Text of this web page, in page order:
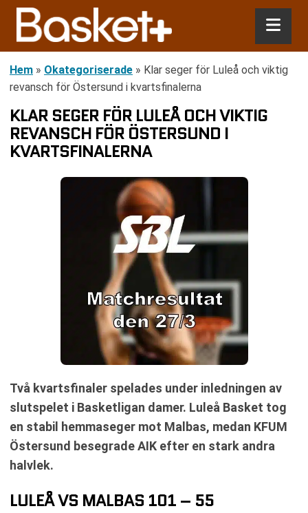
Hem » Okategoriserade » Klar seger för Luleå och viktig
revansch för Östersund i kvartsfinalerna
KLAR SEGER FÖR LULEÅ OCH VIKTIG
REVANSCH FÖR ÖSTERSUND I
KVARTSFINALERNA
Två kvartsfinaler spelades under inledningen av
slutspelet i Basketligan damer. Luleå Basket tog
en stabil hemmaseger mot Malbas, medan KFUM
Östersund besegrade AIK efter en stark andra
halvlek.
LULEÅ VS MALBAS 101 – 55